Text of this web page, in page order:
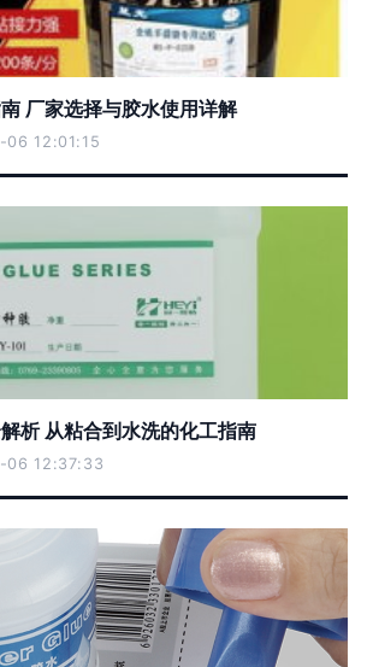
厂家选择与胶水使用详解
06 12:01:15
析 从粘合到水洗的化工指南
06 12:37:33